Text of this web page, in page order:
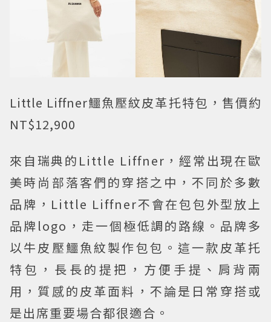
Little Liffner鱷魚壓紋皮革托特包，售價約
NT$12,900
來自瑞典的Little Liffner，經常出現在歐
美時尚部落客們的穿搭之中，不同於多數
品牌，Little Liffner不會在包包外型放上
品牌logo，走一個極低調的路線。品牌多
以牛皮壓鱷魚紋製作包包。這一款皮革托
特包，長長的提把，方便手提、肩背兩
用，質感的皮革面料，不論是日常穿搭或
是出席重要場合都很適合。